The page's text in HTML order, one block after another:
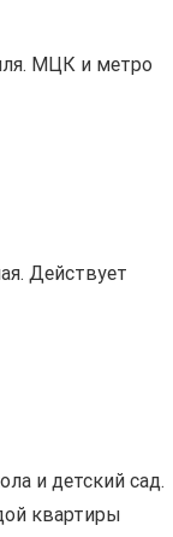
МЦК и метро
Действует
и детский сад.
квартиры